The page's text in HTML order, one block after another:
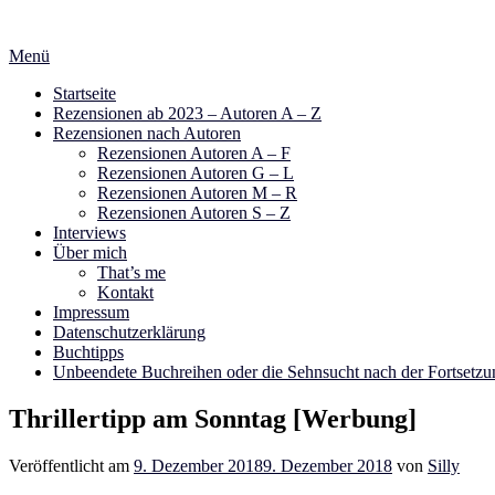
springen
Menü
Startseite
Rezensionen ab 2023 – Autoren A – Z
Rezensionen nach Autoren
Rezensionen Autoren A – F
Rezensionen Autoren G – L
Rezensionen Autoren M – R
Rezensionen Autoren S – Z
Interviews
Über mich
That’s me
Kontakt
Impressum
Datenschutzerklärung
Buchtipps
Unbeendete Buchreihen oder die Sehnsucht nach der
Thrillertipp am Sonntag [Werbung]
Veröffentlicht am 9. Dezember 20189. Dezember 2018 von Silly